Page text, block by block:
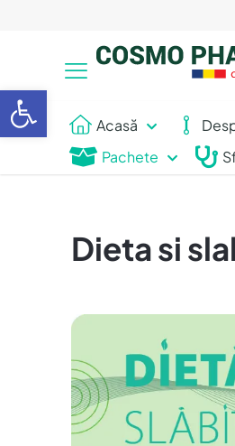
Acasă
Pachete
Dieta si
Deschide bara de unelte